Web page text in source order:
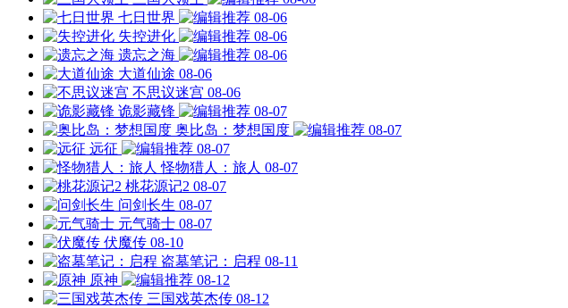
七日世界
08-06
失控进化
08-06
遗忘之海
08-06
大道仙途 08-06
不思议迷宫 08-06
诡影藏锋
08-07
奥比岛：梦想国度
08-07
远征
08-07
怪物猎人：旅人 08-07
桃花源记2 08-07
问剑长生 08-07
元气骑士 08-07
伏魔传 08-10
盗墓笔记：启程 08-11
原神
08-12
三国戏英杰传 08-12